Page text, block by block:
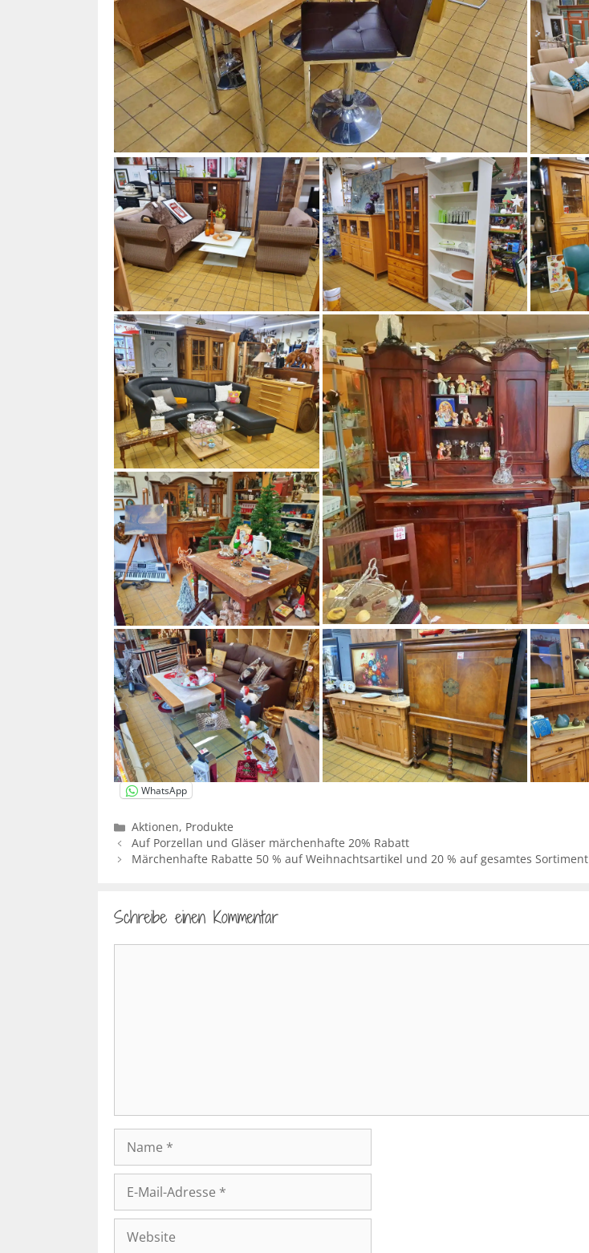
WhatsApp
Kategorien
Aktionen, Produkte
Auf Porzellan und Gläser märchenhafte 20% Rabatt
Märchenhafte Rabatte 50 % auf Weihnachtsartikel und 20 % auf gesamtes Sortiment
Schreibe einen Kommentar
Name
Mail-
Adresse
Website